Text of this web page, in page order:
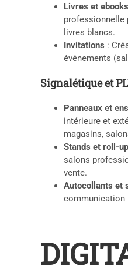
Livres et ebooks
professionnelle
livres blancs.
Invitations :
événements
Signalétique et
Panneaux et
intérieure et
magasins,
Stands et roll-
salons
vente.
Autocollants et
communication